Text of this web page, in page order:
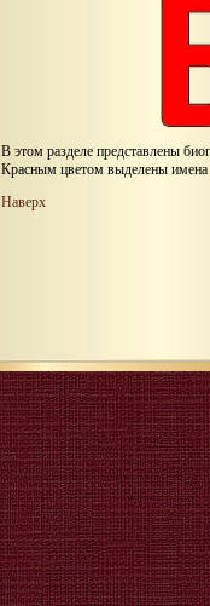
В этом разделе представлены
Красным цветом выделены имена
Наверх